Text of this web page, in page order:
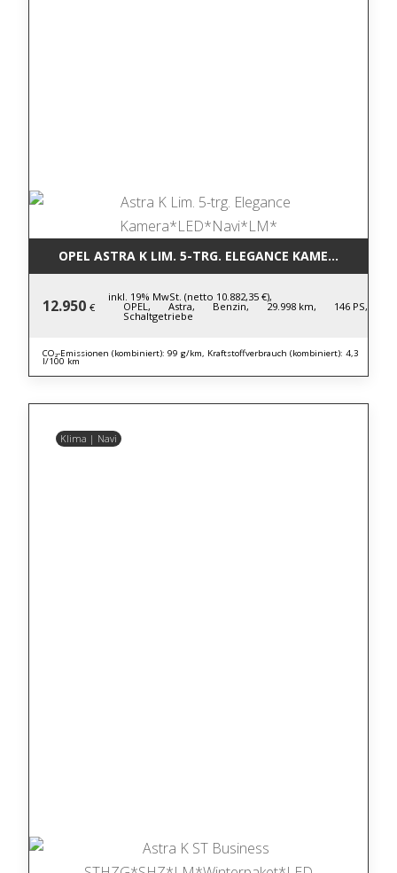
OPEL ASTRA K LIM. 5-TRG. ELEGANCE
12.950 €
inkl. 19% MwSt. (netto 10.882,35 €),
OPEL, Astra, Benzin, 29.998 km, 146 PS,
Schaltgetriebe
CO₂-Emissionen (kombiniert): 99 g/km, Kraftstoffverbrauch (kombiniert): 4,3
l/100 km
Klima | Navi